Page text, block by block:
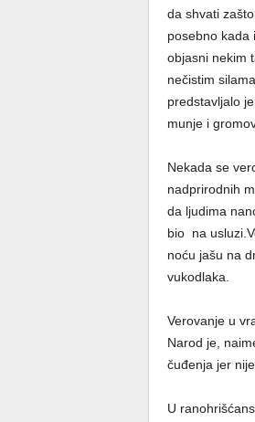
da shvati
posebno kada
objasni nekim
nečistim
predstavljalo
munje i
Nekada se
nadprirodnih
da ljudima
bio na
noću jašu na
vukodlaka.
Verovanje u
Narod je,
čuđenja jer
U